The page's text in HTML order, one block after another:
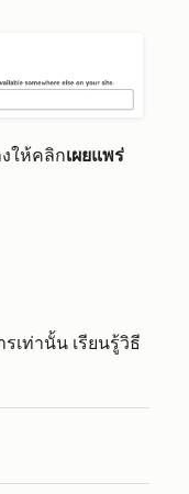
ให้คลิกเผยแพร่
เท่านั้น เรียนรู้วิธี